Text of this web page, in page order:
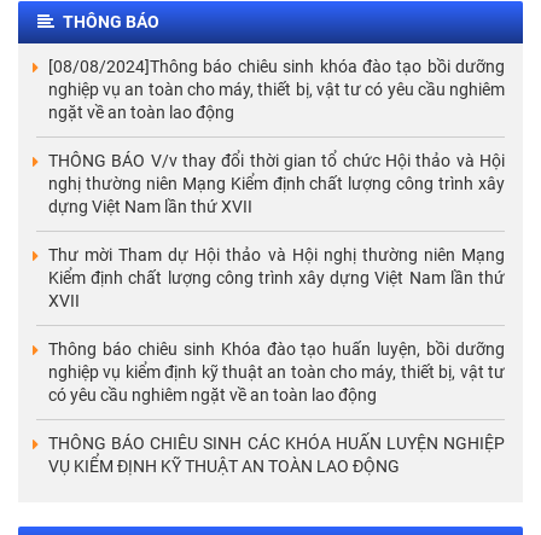
THÔNG BÁO
[08/08/2024]Thông báo chiêu sinh khóa đào tạo bồi dưỡng
nghiệp vụ an toàn cho máy, thiết bị, vật tư có yêu cầu nghiêm
ngặt về an toàn lao động
THÔNG BÁO V/v thay đổi thời gian tổ chức Hội thảo và Hội
nghị thường niên Mạng Kiểm định chất lượng công trình xây
dựng Việt Nam lần thứ XVII
Thư mời Tham dự Hội thảo và Hội nghị thường niên Mạng
Kiểm định chất lượng công trình xây dựng Việt Nam lần thứ
XVII
Thông báo chiêu sinh Khóa đào tạo huấn luyện, bồi dưỡng
nghiệp vụ kiểm định kỹ thuật an toàn cho máy, thiết bị, vật tư
có yêu cầu nghiêm ngặt về an toàn lao động
THÔNG BÁO CHIÊU SINH CÁC KHÓA HUẤN LUYỆN NGHIỆP
VỤ KIỂM ĐỊNH KỸ THUẬT AN TOÀN LAO ĐỘNG